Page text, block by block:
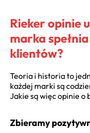
Rieker opinie
marka
klientów?
Teoria i historia to
każdej marki są
Jakie są więc opinie o
Zbieramy